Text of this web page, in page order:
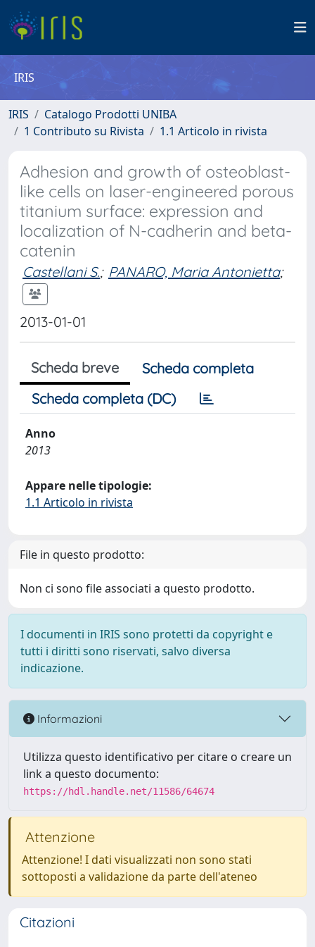
IRIS
IRIS
Catalogo Prodotti UNIBA
1 Contributo su Rivista
1.1 Articolo in rivista
Adhesion and growth of osteoblast-
like cells on laser-engineered porous
titanium surface: expression and
localization of N-cadherin and beta-
catenin
Castellani S.; PANARO, Maria Antonietta;
2013-01-01
Scheda breve
Scheda completa
Scheda completa (DC)
Anno
2013
Appare nelle tipologie:
1.1 Articolo in rivista
File in questo prodotto:
Non ci sono file associati a questo prodotto.
I documenti in IRIS sono protetti da copyright e
tutti i diritti sono riservati, salvo diversa
indicazione.
Informazioni
Utilizza questo identificativo per citare o creare un
link a questo documento:
https://hdl.handle.net/11586/64674
Attenzione
Attenzione! I dati visualizzati non sono stati
sottoposti a validazione da parte dell'ateneo
Citazioni